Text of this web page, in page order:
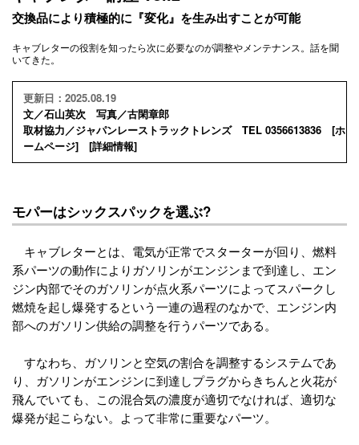
交換品により積極的に『変化』を生み出すことが可能
キャブレターの役割を知ったら次に必要なのが調整やメンテナンス。話を聞
いてきた。
更新日：2025.08.19
文／石山英次 写真／古閑章郎
取材協力／ジャパンレーストラックトレンズ TEL 0356613836 [ホ
ームページ] [詳細情報]
モパーはシックスパックを選ぶ?
キャブレターとは、電気が正常でスターターが回り、燃料
系パーツの動作によりガソリンがエンジンまで到達し、エン
ジン内部でそのガソリンが点火系パーツによってスパークし
燃焼を起し爆発するという一連の過程のなかで、エンジン内
部へのガソリン供給の調整を行うパーツである。
すなわち、ガソリンと空気の割合を調整するシステムであ
り、ガソリンがエンジンに到達しプラグからきちんと火花が
飛んでいても、この混合気の濃度が適切でなければ、適切な
爆発が起こらない。よって非常に重要なパーツ。